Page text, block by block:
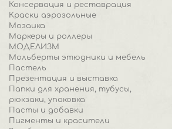
Консервация и реставрация
Краски аэрозольные
Мозаика
Маркеры и роллеры
МОДЕЛИЗМ
Мольберты этюдники и мебель
Пастель
Презентация и выставка
Папки для хранения, тубусы,
рюкзаки, упаковка
Пасты и добавки
Пигменты и красители